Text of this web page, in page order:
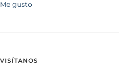
Me gusto
VISÍTANOS